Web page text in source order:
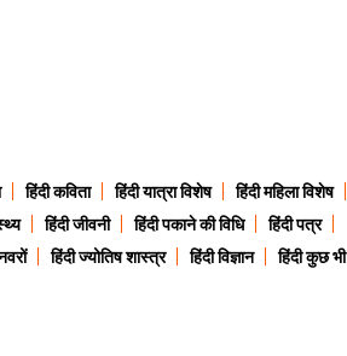
हिंदी कविता हिंदी यात्रा विशेष
हिंदी महिला विशेष
हिंदी जीवनी हिंदी पकाने की विधि
हिंदी पत्र
हिंदी ज्योतिष शास्त्र हिंदी विज्ञान
हिंदी कुछ भी